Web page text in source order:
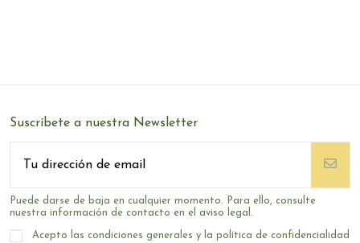
Suscríbete a nuestra Newsletter
Puede darse de baja en cualquier momento. Para ello, consulte
nuestra información de contacto en el aviso legal.
Acepto las condiciones generales y la política de confidencialidad